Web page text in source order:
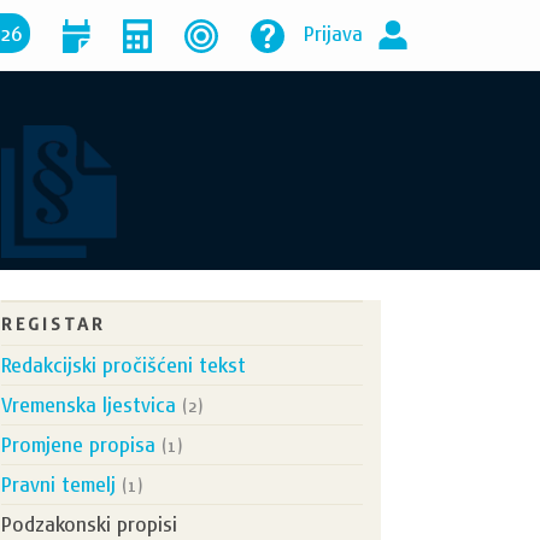
Prijava
REGISTAR
Redakcijski pročišćeni tekst
Vremenska ljestvica (2)
Promjene propisa (1)
Pravni temelj (1)
Podzakonski propisi